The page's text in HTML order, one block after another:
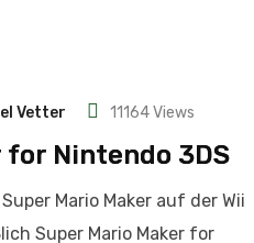
Vetter 11164Views
for Nintendo 3DS
Mario Maker auf der Wii
Super Mario Maker for